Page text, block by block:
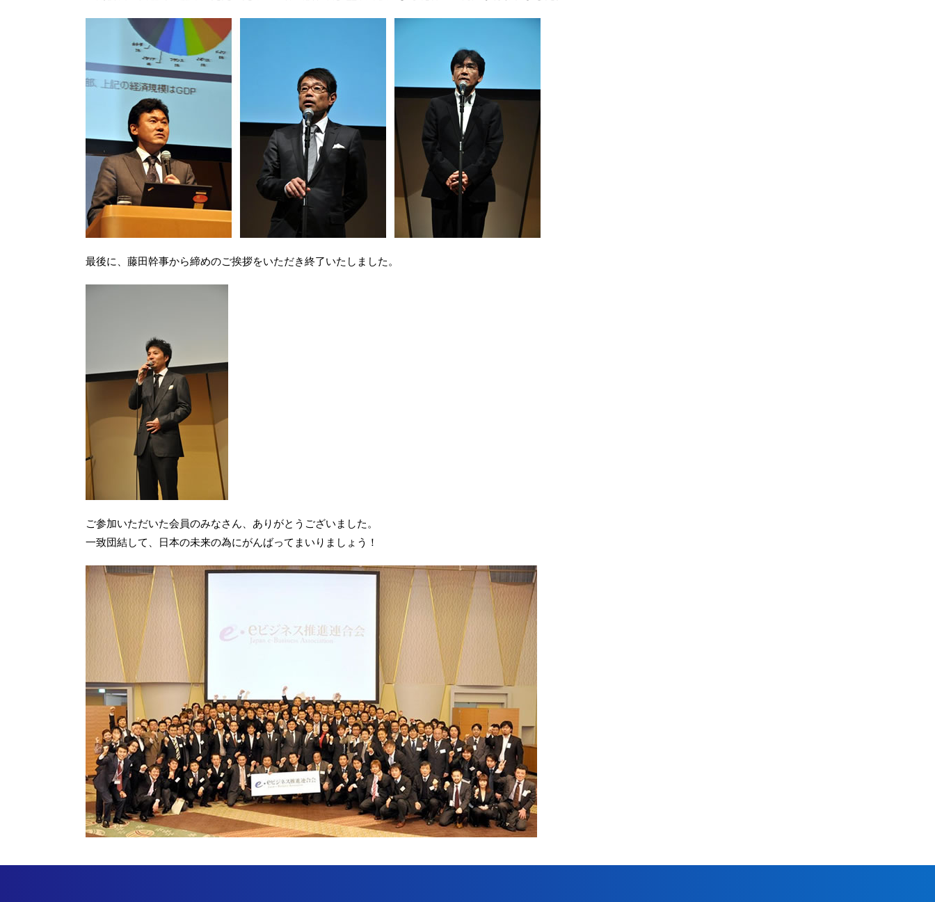
最後に、藤田幹事から締めのご挨拶をいただき終了いたしました。
ご参加いただいた会員のみなさん、ありがとうございました。
一致団結して、日本の未来の為にがんばってまいりましょう！